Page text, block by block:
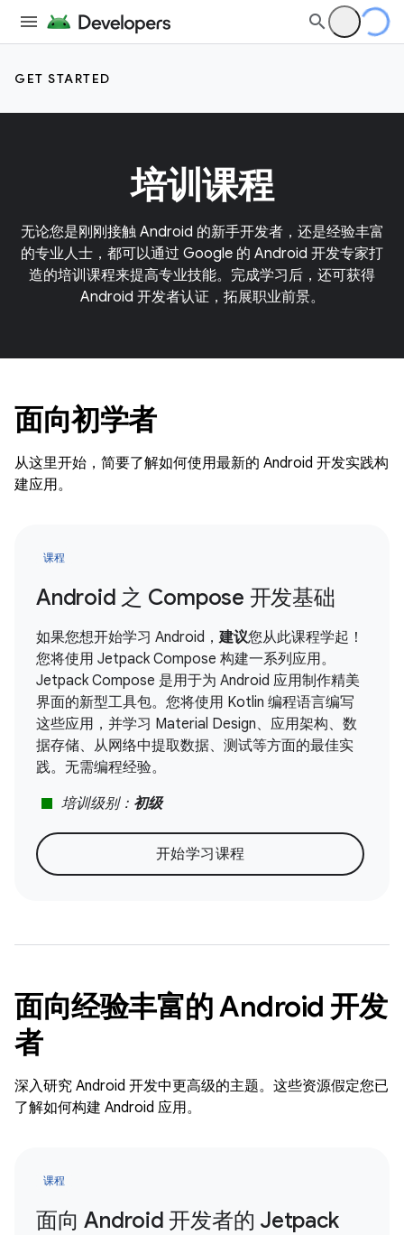
GET STARTED
培训课程
无论您是刚刚接触 Android 的新手开发者，还是经验丰富
的专业人士，都可以通过 Google 的 Android 开发专家打
造的培训课程来提高专业技能。完成学习后，还可获得
Android 开发者认证，拓展职业前景。
面向初学者
从这里开始，简要了解如何使用最新的 Android 开发实践构
建应用。
课程
Android 之 Compose 开发基础
如果您想开始学习 Android，建议您从此课程学起！
您将使用 Jetpack Compose 构建一系列应用。
Jetpack Compose 是用于为 Android 应用制作精美
界面的新型工具包。您将使用 Kotlin 编程语言编写
这些应用，并学习 Material Design、应用架构、数
据存储、从网络中提取数据、测试等方面的最佳实
践。无需编程经验。
stop 培训级别： 初级
开始学习课程
面向经验丰富的 Android 开发
者
深入研究 Android 开发中更高级的主题。这些资源假定您已
了解如何构建 Android 应用。
课程
面向 Android 开发者的 Jetpack